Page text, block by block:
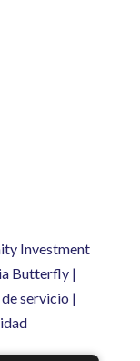
Investment
Butterfly|
servicio |